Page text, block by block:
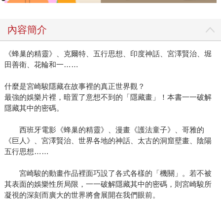
濟價值，不僅成為華特迪士尼公司皇冠上最耀眼的寶石，也
生成長的「芭比娃娃」，至今50年，卻依舊歷久不衰，全世
界每三秒鐘就賣掉一個芭比娃娃，不只小女生愛不釋手，也
是許多收藏家迷戀的寶貝！不過，國內外喜歡芭比娃娃的人
頗多，卻缺乏探究芭比娃娃形成始末的書籍，八月出版的
迴路轉的傳奇故事。韓德勒夫婦白手起家，創辦美泰兒公
司。芭比就是露絲花了三年時間，雄心勃勃準備大舉進攻市
售員願意下單！不過，也多虧她當初不畏困難的精神，今天
才有這個五十年來熱銷全世界的玩具界明星商品「芭比娃
娃」的出現。 你小時候也曾經擁有過一個美麗的芭比娃娃
中的玩具主角而開懷大笑嗎？在繁瑣平淡的日常生活中，感
謝有這一群製造快樂與希望的人，因為他們的勇敢作夢，才
內容簡介
《蜂巢的精靈》、克爾特、五行思想、印度神話、宮澤賢治、堀
田善衛、花輪和一……
什麼是宮崎駿隱藏在故事裡的真正世界觀？
最強的娛樂片裡，暗置了意想不到的「隱藏畫」！本書一一破解
隱藏其中的密碼。
西班牙電影《蜂巢的精靈》、漫畫《護法童子》、哥雅的
《巨人》、宮澤賢治、世界各地的神話、太古的洞窟壁畫、陰陽
五行思想……
宮崎駿的動畫作品裡面巧設了各式各樣的「機關」。若不被
其表面的娛樂性所局限，一一破解隱藏其中的密碼，則宮崎駿所
凝視的深刻而廣大的世界將會展開在我們眼前。